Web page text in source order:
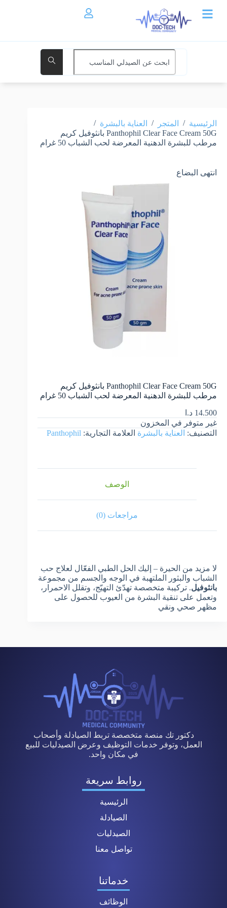
الرئيسية / المتجر / العناية بالبشرة /
Panthophil Clear Face Cream 50G بانثوفيل كريم
مرطب للبشرة الدهنية المعرضة لحب الشباب 50 غرام
انتهى البضاع
Panthophil Clear Face Cream 50G بانثوفيل كريم
مرطب للبشرة الدهنية المعرضة لحب الشباب 50 غرام
14.500 د.ا
غير متوفر في المخزون
التصنيف: العناية بالبشرة العلامة التجارية: Panthophil
الوصف
مراجعات (0)
لا مزيد من الحيرة – إليك الحل الطبي الفعّال لعلاج حب
الشباب والبثور الملتهبة في الوجه والجسم من مجموعة
بانثوفيل. تركيبة متخصصة تهدّئ التهيّج، وتقلل الاحمرار،
وتعمل على تنقية البشرة من العيوب للحصول على
مظهر صحي ونقي
دكتور تك منصة متخصصة تربط الصيادلة وأصحاب
العمل، وتوفر خدمات التوظيف وعرض الصيدليات للبيع
في مكان واحد.
روابط سريعة
الرئيسية
الصيادلة
الصيدليات
تواصل معنا
خدماتنا
الوظائف